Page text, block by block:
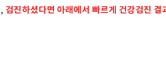
검진하셨다면 아래에서 빠르게 건강검진